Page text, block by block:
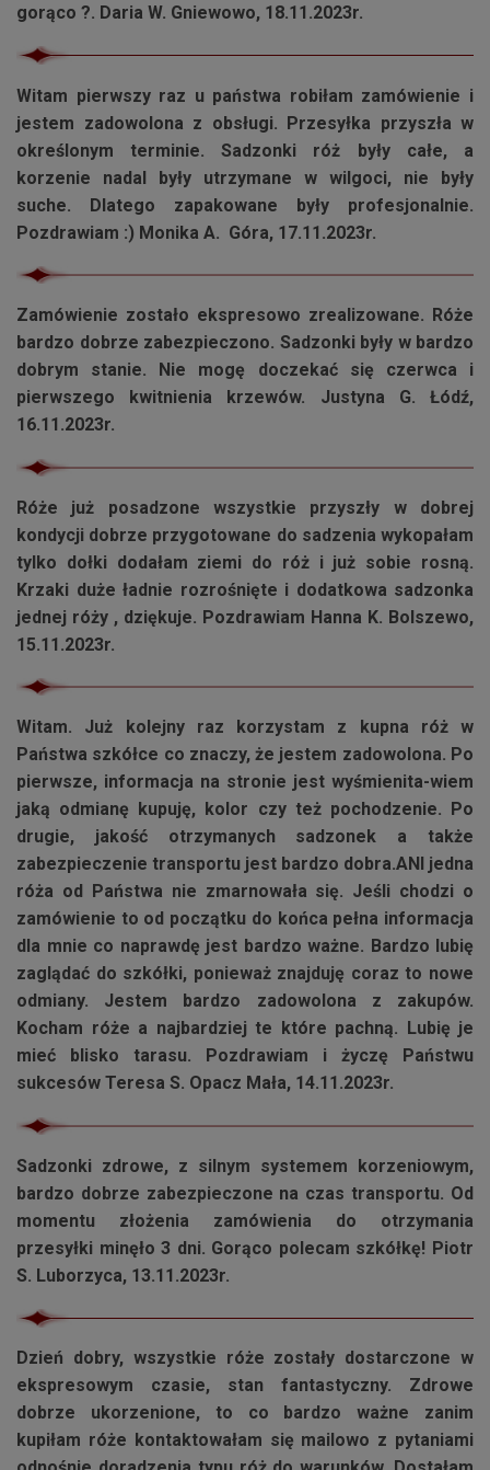
gorąco ?. Daria W. Gniewowo, 18.11.2023r.
Witam pierwszy raz u państwa robiłam zamówienie i
jestem zadowolona z obsługi. Przesyłka przyszła w
określonym terminie. Sadzonki róż były całe, a
korzenie nadal były utrzymane w wilgoci, nie były
suche. Dlatego zapakowane były profesjonalnie.
Pozdrawiam :) Monika A. Góra, 17.11.2023r.
Zamówienie zostało ekspresowo zrealizowane. Róże
bardzo dobrze zabezpieczono. Sadzonki były w bardzo
dobrym stanie. Nie mogę doczekać się czerwca i
pierwszego kwitnienia krzewów. Justyna G. Łódź,
16.11.2023r.
Róże już posadzone wszystkie przyszły w dobrej
kondycji dobrze przygotowane do sadzenia wykopałam
tylko dołki dodałam ziemi do róż i już sobie rosną.
Krzaki duże ładnie rozrośnięte i dodatkowa sadzonka
jednej róży , dziękuje. Pozdrawiam Hanna K. Bolszewo,
15.11.2023r.
Witam. Już kolejny raz korzystam z kupna róż w
Państwa szkółce co znaczy, że jestem zadowolona. Po
pierwsze, informacja na stronie jest wyśmienita-wiem
jaką odmianę kupuję, kolor czy też pochodzenie. Po
drugie, jakość otrzymanych sadzonek a także
zabezpieczenie transportu jest bardzo dobra.ANI jedna
róża od Państwa nie zmarnowała się. Jeśli chodzi o
zamówienie to od początku do końca pełna informacja
dla mnie co naprawdę jest bardzo ważne. Bardzo lubię
zaglądać do szkółki, ponieważ znajduję coraz to nowe
odmiany. Jestem bardzo zadowolona z zakupów.
Kocham róże a najbardziej te które pachną. Lubię je
mieć blisko tarasu. Pozdrawiam i życzę Państwu
sukcesów Teresa S. Opacz Mała, 14.11.2023r.
Sadzonki zdrowe, z silnym systemem korzeniowym,
bardzo dobrze zabezpieczone na czas transportu. Od
momentu złożenia zamówienia do otrzymania
przesyłki minęło 3 dni. Gorąco polecam szkółkę! Piotr
S. Luborzyca, 13.11.2023r.
Dzień dobry, wszystkie róże zostały dostarczone w
ekspresowym czasie, stan fantastyczny. Zdrowe
dobrze ukorzenione, to co bardzo ważne zanim
kupiłam róże kontaktowałam się mailowo z pytaniami